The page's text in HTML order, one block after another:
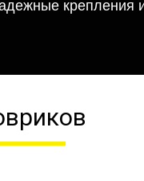
крепления